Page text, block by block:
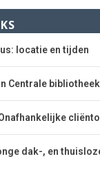
locatie en tijden
Centrale
dak-, en